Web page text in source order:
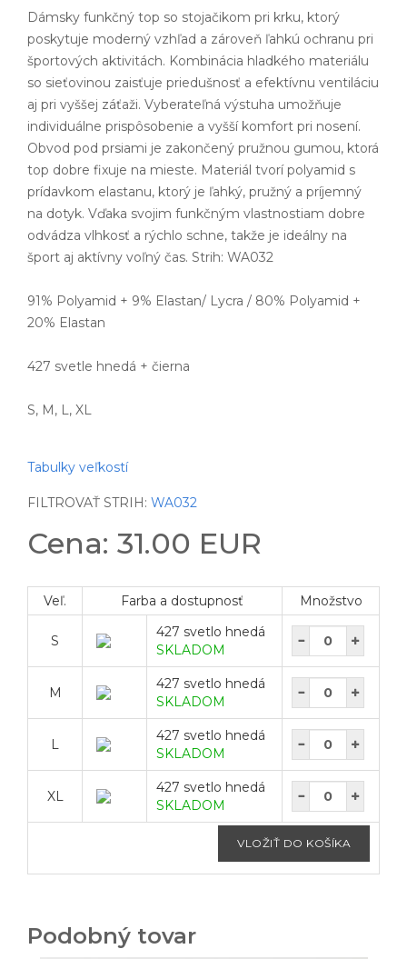
Dámsky funkčný top so stojačikom pri krku, ktorý
poskytuje moderný vzhľad a zároveň ľahkú ochranu pri
športových aktivitách. Kombinácia hladkého materiálu
so sieťovinou zaisťuje priedušnosť a efektívnu ventiláciu
aj pri vyššej záťaži. Vyberateľná výstuha umožňuje
individuálne prispôsobenie a vyšší komfort pri nosení.
Obvod pod prsiami je zakončený pružnou gumou, ktorá
top dobre fixuje na mieste. Materiál tvorí polyamid s
prídavkom elastanu, ktorý je ľahký, pružný a príjemný
na dotyk. Vďaka svojim funkčným vlastnostiam dobre
odvádza vlhkosť a rýchlo schne, takže je ideálny na
šport aj aktívny voľný čas. Strih: WA032
91% Polyamid + 9% Elastan/ Lycra / 80% Polyamid +
20% Elastan
427 svetle hnedá + čierna
S, M, L, XL
Tabulky veľkostí
FILTROVAŤ STRIH: WA032
Cena: 31.00 EUR
Veľ. Farba a dostupnosť Množstvo
S
427 svetlo hnedá
SKLADOM
M
427 svetlo hnedá
SKLADOM
L
427 svetlo hnedá
SKLADOM
XL
427 svetlo hnedá
SKLADOM
Podobný tovar